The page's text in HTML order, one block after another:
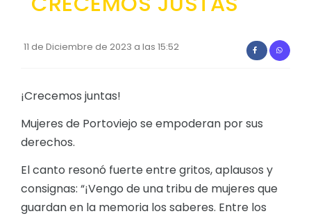
GESTIÓN ADMINISTRATIVA
Plan Anual Contratación - PAC
Plan Operativo Anual - POA
Convenios Institucionales
PRESUPUESTO: EJECUCIÓN Y REPORTES
Cédulas presupuestarias y balances
11 de Diciembre de 2023 a las 15:52
¡Crecemos juntas!
Mujeres de Portoviejo se empoderan por sus
derechos.
El canto resonó fuerte entre gritos, aplausos y
consignas: “¡Vengo de una tribu de mujeres que
guardan en la memoria los saberes. Entre los